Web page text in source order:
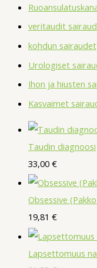
veritaudit
kohdun sairaudet
Urologiset
Ihon ja hiusten
Kasvaimet
Taudin diagnoosi
33,00 €
Obsessive
19,81 €
Lapsettomuus